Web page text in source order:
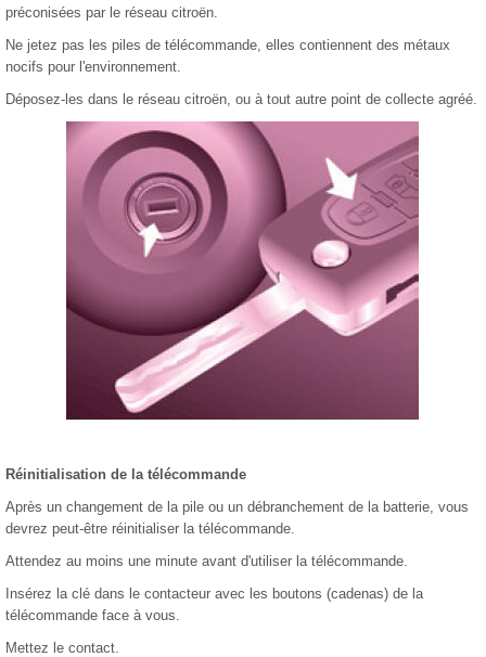
préconisées par le réseau citroën.
Ne jetez pas les piles de télécommande, elles contiennent des métaux
nocifs pour l'environnement.
Déposez-les dans le réseau citroën, ou à tout autre point de collecte agréé.
Réinitialisation de la télécommande
Après un changement de la pile ou un débranchement de la batterie, vous
devrez peut-être réinitialiser la télécommande.
Attendez au moins une minute avant d'utiliser la télécommande.
Insérez la clé dans le contacteur avec les boutons (cadenas) de la
télécommande face à vous.
Mettez le contact.